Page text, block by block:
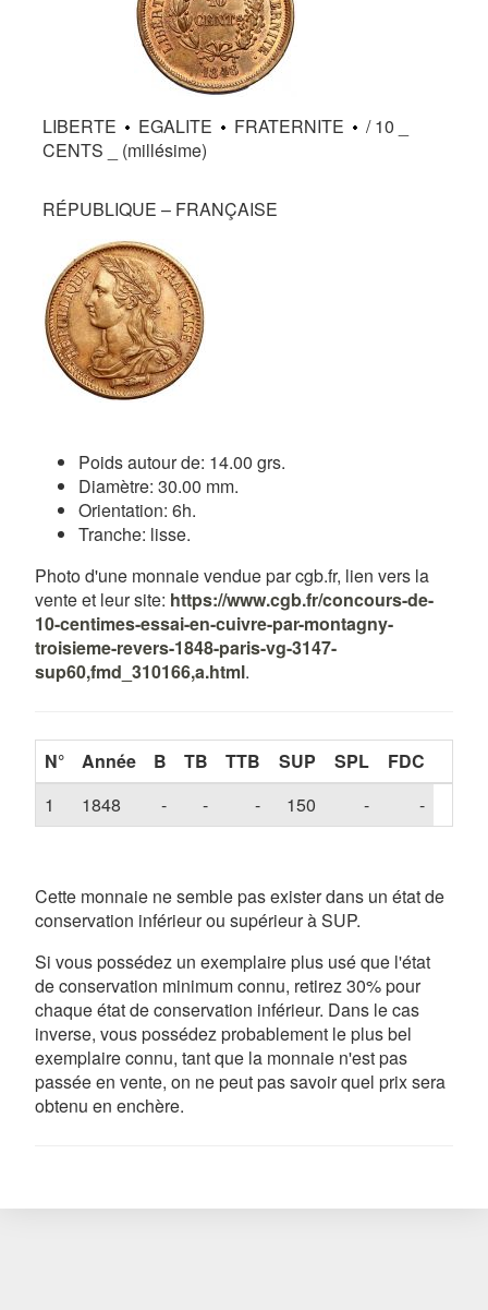
LIBERTE EGALITE FRATERNITE
/ 10 _
CENTS _ (millésime)
RÉPUBLIQUE – FRANÇAISE
Poids autour de: 14.00 grs.
Diamètre: 30.00 mm.
Orientation: 6h.
Tranche: lisse.
Photo d'une monnaie vendue par cgb.fr, lien vers la
vente et leur site: https://www.cgb.fr/concours-de-
10-centimes-essai-en-cuivre-par-montagny-
troisieme-revers-1848-paris-vg-3147-
sup60,fmd_310166,a.html.
N° Année B TB TTB SUP SPL
FDC
1
1848 - - - 150 - -
Cette monnaie ne semble pas exister dans un état de
conservation inférieur ou supérieur à SUP.
Si vous possédez un exemplaire plus usé que l'état
de conservation minimum connu, retirez 30% pour
chaque état de conservation inférieur. Dans le cas
inverse, vous possédez probablement le plus bel
exemplaire connu, tant que la monnaie n'est pas
passée en vente, on ne peut pas savoir quel prix sera
obtenu en enchère.